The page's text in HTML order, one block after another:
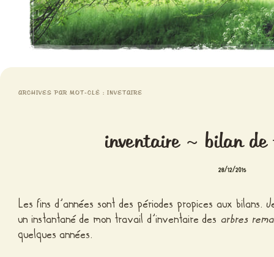
ARCHIVES PAR MOT-CLÉ : INVETAIRE
inventaire ~ bilan de
28/12/2015
Les fins d’années sont des périodes propices aux
un instantané de mon travail d’inventaire des arbres
quelques années.